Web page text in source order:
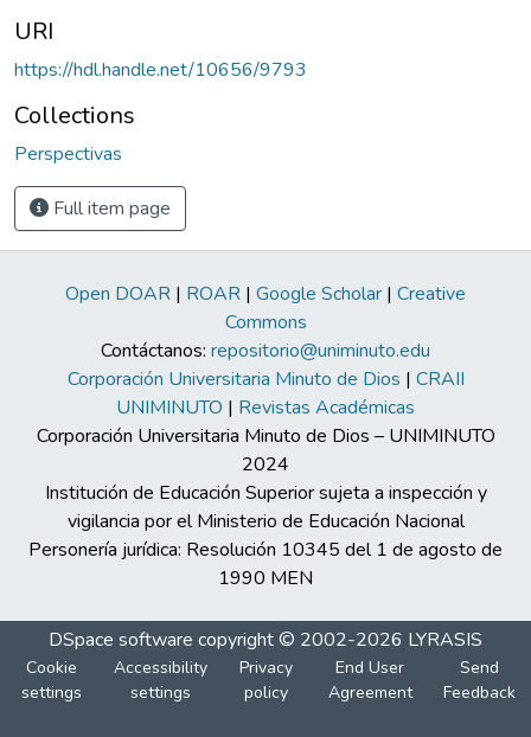
URI
https://hdl.handle.net/10656/9793
Collections
Perspectivas
Full item page
Open DOAR | ROAR | Google Scholar | Creative
Commons
Contáctanos: repositorio@uniminuto.edu
Corporación Universitaria Minuto de Dios | CRAII
UNIMINUTO | Revistas Académicas
Corporación Universitaria Minuto de Dios – UNIMINUTO
2024
Institución de Educación Superior sujeta a inspección y
vigilancia por el Ministerio de Educación Nacional
Personería jurídica: Resolución 10345 del 1 de agosto de
1990 MEN
DSpace software copyright © 2002-2026 LYRASIS
Cookie
settings
Accessibility
settings
Privacy
policy
End User
Agreement
Send
Feedback